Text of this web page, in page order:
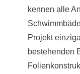
kennen alle
Projekt
bestehenden